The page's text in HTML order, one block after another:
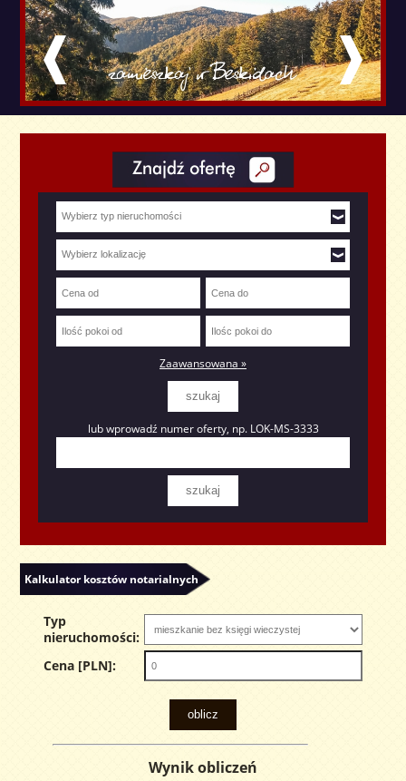
Zaawansowana »
lub wprowadź numer oferty, np. LOK-MS-3333
Kalkulator kosztów notarialnych
Typ
nieruchomości:
Cena [PLN]:
Wynik obliczeń